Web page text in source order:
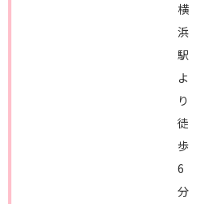
横
浜
駅
よ
り
徒
歩
6
分